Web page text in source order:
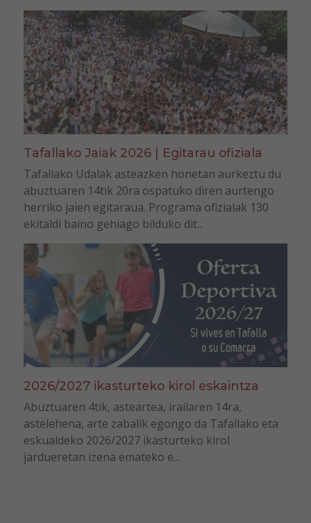
Tafallako Jaiak 2026 | Egitarau ofiziala
Tafallako Udalak asteazken honetan aurkeztu du
abuztuaren 14tik 20ra ospatuko diren aurtengo
herriko jaien egitaraua. Programa ofizialak 130
ekitaldi baino gehiago bilduko dit...
2026/2027 ikasturteko kirol eskaintza
Abuztuaren 4tik, asteartea, irailaren 14ra,
astelehena, arte zabalik egongo da Tafallako eta
eskualdeko 2026/2027 ikasturteko kirol
jardueretan izena emateko e...